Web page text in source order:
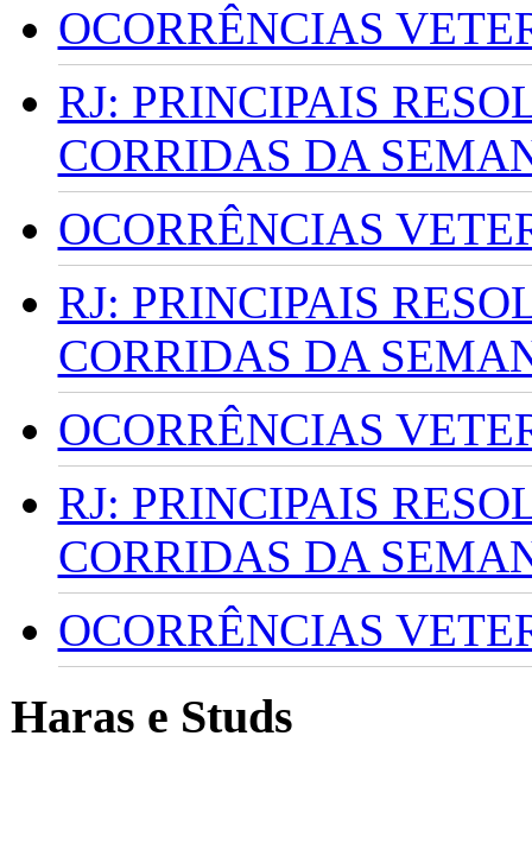
OCORRÊNCIAS
RJ: PRINCIPAIS
CORRIDAS DA
OCORRÊNCIAS
RJ: PRINCIPAIS
CORRIDAS DA
OCORRÊNCIAS
RJ: PRINCIPAIS
CORRIDAS DA
OCORRÊNCIAS
Haras e Studs